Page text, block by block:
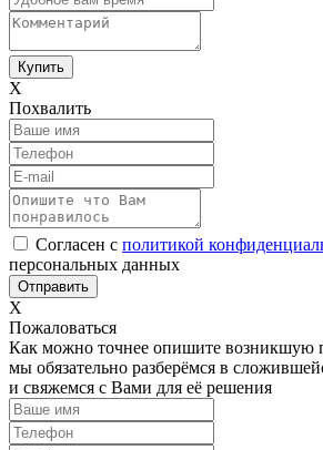
Х
Похвалить
Согласен с политикой
персональных данных
Х
Пожаловаться
Как можно точнее опишите возникшую
мы обязательно разберёмся в
и свяжемся с Вами для её решения